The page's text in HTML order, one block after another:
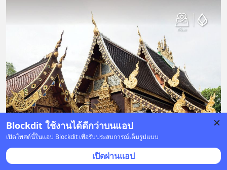
Blockdit ใช้งานได้ดีกว่าบนแอป
เปิดโพสต์นี้ในแอป Blockdit เพื่อรับประสบการณ์เต็มรูปแบบ
เปิดผ่านแอป